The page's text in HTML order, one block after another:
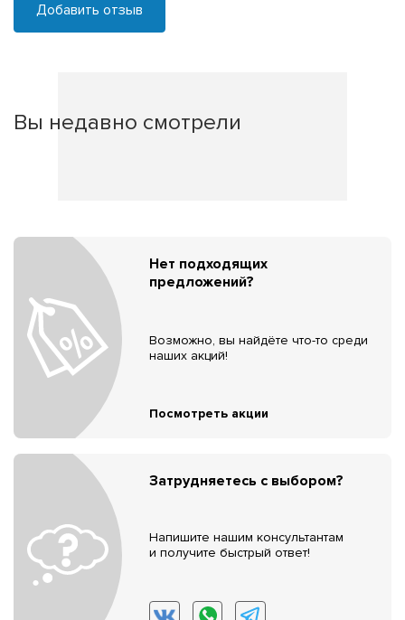
Добавить отзыв
Вы недавно смотрели
Нет подходящих
предложений?
Возможно, вы найдёте что-то среди
наших акций!
Посмотреть акции
Затрудняетесь с выбором?
Напишите нашим консультантам
и получите быстрый ответ!